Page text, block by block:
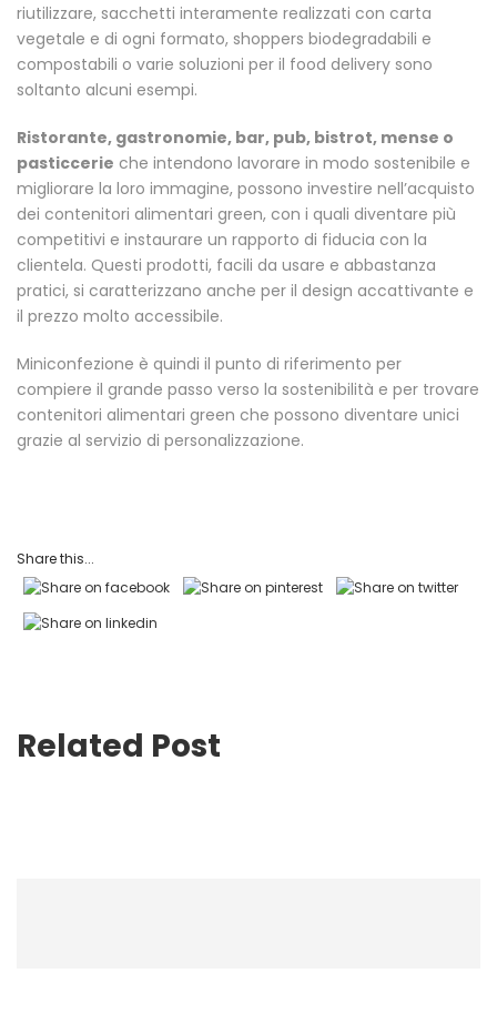
riutilizzare, sacchetti interamente realizzati con carta
vegetale e di ogni formato, shoppers biodegradabili e
compostabili o varie soluzioni per il food delivery sono
soltanto alcuni esempi.
Ristorante, gastronomie, bar, pub, bistrot, mense o
pasticcerie che intendono lavorare in modo sostenibile e
migliorare la loro immagine, possono investire nell’acquisto
dei contenitori alimentari green, con i quali diventare più
competitivi e instaurare un rapporto di fiducia con la
clientela. Questi prodotti, facili da usare e abbastanza
pratici, si caratterizzano anche per il design accattivante e
il prezzo molto accessibile.
Miniconfezione è quindi il punto di riferimento per
compiere il grande passo verso la sostenibilità e per trovare
contenitori alimentari green che possono diventare unici
grazie al servizio di personalizzazione.
Share this...
Related Post